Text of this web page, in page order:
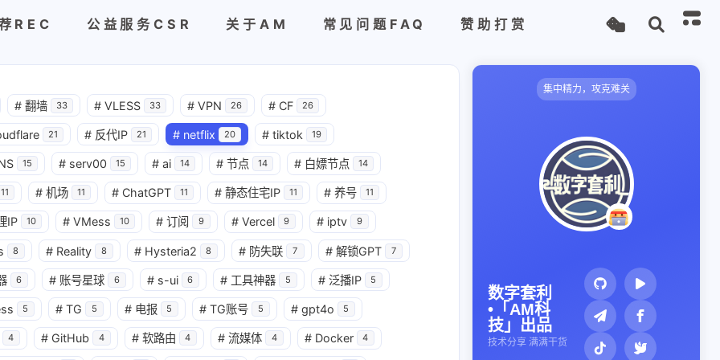
REC 公益服务CSR 关于AM 常见问题FAQ 赞助打赏
# 翻墙 33 # VLESS 33 # VPN 26 # CF 26
21 # 反代IP 21 # netflix 20 # tiktok 19
15 # serv00 15 # ai 14 # 节点 14 # 白嫖节点 14
11 # 机场 11 # ChatGPT 11 # 静态住宅IP 11 # 养号 11
IP 10 # VMess 10 # 订阅 9 # Vercel 9 # iptv 9
8 # Reality 8 # Hysteria2 8 # 防失联 7 # 解锁GPT 7
6 # 账号星球 6 # s-ui 6 # 工具神器 5 # 泛播IP 5
5 # TG 5 # 电报 5 # TG账号 5 # gpt4o 5
4 # GitHub 4 # 软路由 4 # 流媒体 4 # Docker 4
集中精力，攻克难关
数字套利
•「AM科
技」出品
技术分享 满满干货